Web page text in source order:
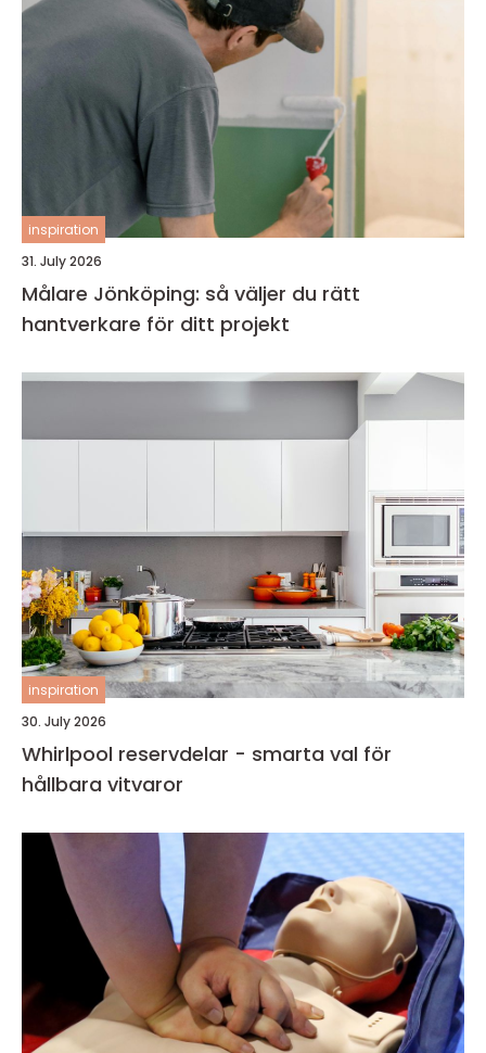
inspiration
31. July 2026
Målare Jönköping: så väljer du rätt
hantverkare för ditt projekt
inspiration
30. July 2026
Whirlpool reservdelar - smarta val för
hållbara vitvaror